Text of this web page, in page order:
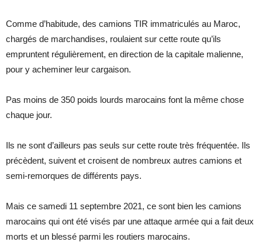
Comme d’habitude, des camions TIR immatriculés au Maroc,
chargés de marchandises, roulaient sur cette route qu’ils
empruntent régulièrement, en direction de la capitale malienne,
pour y acheminer leur cargaison.
Pas moins de 350 poids lourds marocains font la même chose
chaque jour.
Ils ne sont d’ailleurs pas seuls sur cette route très fréquentée. Ils
précèdent, suivent et croisent de nombreux autres camions et
semi-remorques de différents pays.
Mais ce samedi 11 septembre 2021, ce sont bien les camions
marocains qui ont été visés par une attaque armée qui a fait deux
morts et un blessé parmi les routiers marocains.